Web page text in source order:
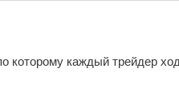
которому каждый трейдер